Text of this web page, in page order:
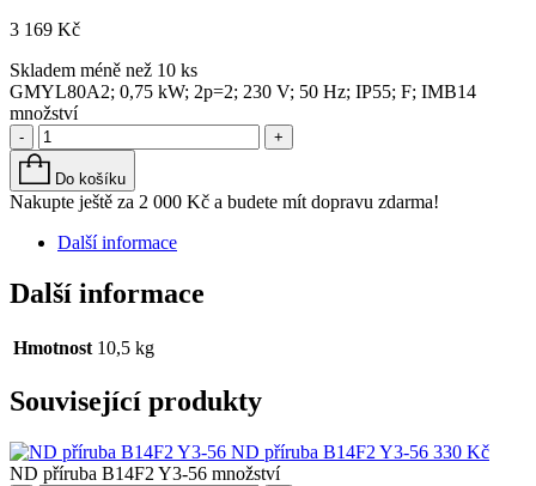
3 169 Kč
Skladem méně než 10 ks
GMYL80A2; 0,75 kW; 2p=2; 230 V; 50 Hz; IP55; F; IMB14
množství
- +
Do košíku
Nakupte ještě za 2 000 Kč a budete mít dopravu zdarma!
Další informace
Další informace
Hmotnost 10,5 kg
Související produkty
ND příruba B14F2 Y3-56 330 Kč
ND příruba B14F2 Y3-56 množství